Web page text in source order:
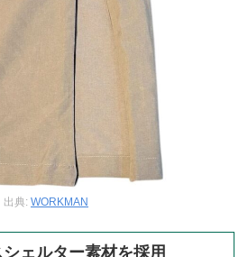
出典: WORKMAN
ェルター素材を採用